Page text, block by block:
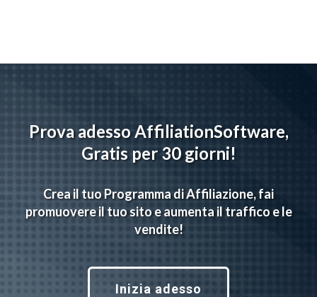
Prova adesso AffiliationSoftware,
Gratis per 30 giorni!
Crea il tuo Programma di Affiliazione, fai
promuovere il tuo sito e aumenta il traffico e le
vendite!
Inizia adesso